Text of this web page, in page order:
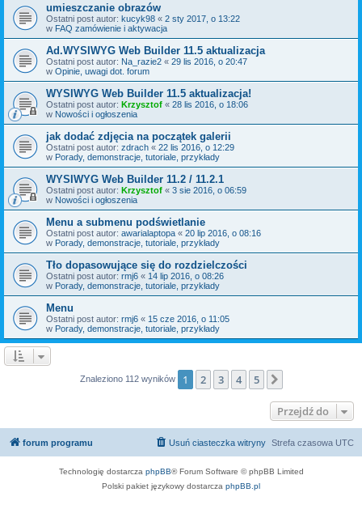
umieszczanie obrazów
Ostatni post autor: kucyk98 « 2 sty 2017, o 13:22
w FAQ zamówienie i aktywacja
Ad.WYSIWYG Web Builder 11.5 aktualizacja
Ostatni post autor: Na_razie2 « 29 lis 2016, o 20:47
w Opinie, uwagi dot. forum
WYSIWYG Web Builder 11.5 aktualizacja!
Ostatni post autor: Krzysztof « 28 lis 2016, o 18:06
w Nowości i ogłoszenia
jak dodać zdjęcia na początek galerii
Ostatni post autor: zdrach « 22 lis 2016, o 12:29
w Porady, demonstracje, tutoriale, przykłady
WYSIWYG Web Builder 11.2 / 11.2.1
Ostatni post autor: Krzysztof « 3 sie 2016, o 06:59
w Nowości i ogłoszenia
Menu a submenu podświetlanie
Ostatni post autor: awarialaptopa « 20 lip 2016, o 08:16
w Porady, demonstracje, tutoriale, przykłady
Tło dopasowujące się do rozdzielczości
Ostatni post autor: rmj6 « 14 lip 2016, o 08:26
w Porady, demonstracje, tutoriale, przykłady
Menu
Ostatni post autor: rmj6 « 15 cze 2016, o 11:05
w Porady, demonstracje, tutoriale, przykłady
Znaleziono 112 wyników 1 2 3 4 5
Przejdź do
forum programu Strefa czasowa UTC
Usuń ciasteczka witryny
Technologię dostarcza phpBB® Forum Software © phpBB Limited
Polski pakiet językowy dostarcza phpBB.pl